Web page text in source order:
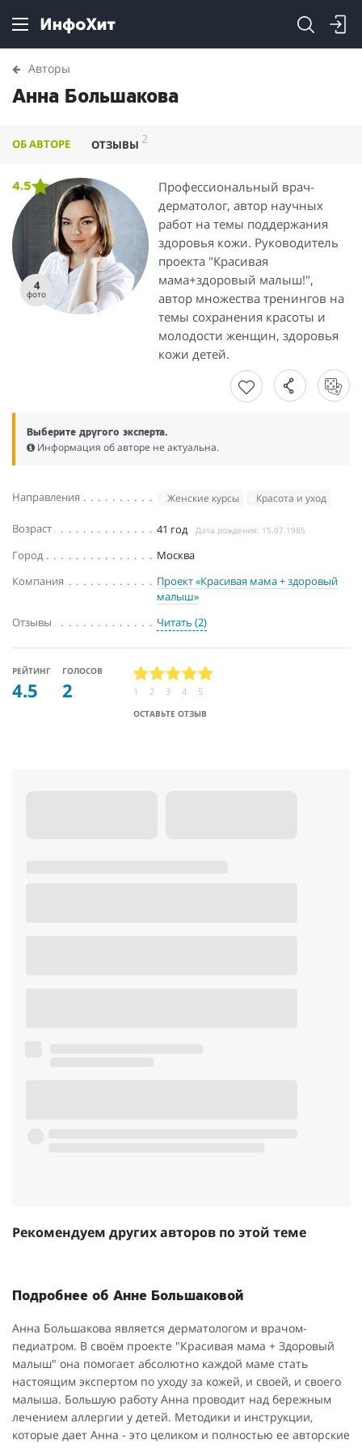
Авторы
Анна Большакова
ОБ АВТОРЕ ОТЗЫВЫ 2
4
фото
4.5
Профессиональный врач-
дерматолог, автор научных
работ на темы поддержания
здоровья кожи. Руководитель
проекта "Красивая
мама+здоровый малыш!",
автор множества тренингов на
темы сохранения красоты и
молодости женщин, здоровья
кожи детей.
Выберите другого эксперта.
Информация об авторе не актуальна.
Направления Женские курсы Красота и уход
Возраст 41 год Дата рождения: 15.07.1985
Город
Москва
Компания
Проект «Красивая мама + здоровый
малыш»
Отзывы
Читать (2)
РЕЙТИНГ
4.5
ГОЛОСОВ
2
ОСТАВЬТЕ ОТЗЫВ
1 2 3 4 5
Рекомендуем других авторов по этой теме
Подробнее об Анне Большаковой
Анна Большакова является дерматологом и врачом-
педиатром. В своём проекте "Красивая мама + Здоровый
малыш" она помогает абсолютно каждой маме стать
настоящим экспертом по уходу за кожей, и своей, и своего
малыша. Большую работу Анна проводит над бережным
лечением аллергии у детей. Методики и инструкции,
которые дает Анна - это целиком и полностью ее авторские